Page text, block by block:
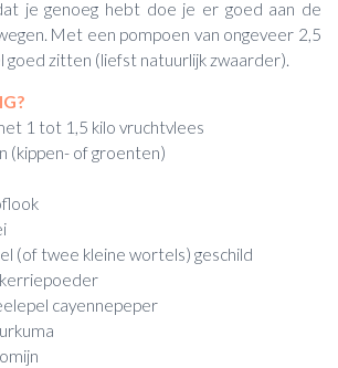
je genoeg hebt doe je er goed aan de
Met een pompoen van ongeveer 2,5
goed zitten (liefst natuurlijk zwaarder).
1 tot 1,5 kilo vruchtvlees
(kippen- of groenten)
(of twee kleine wortels) geschild
cayennepeper